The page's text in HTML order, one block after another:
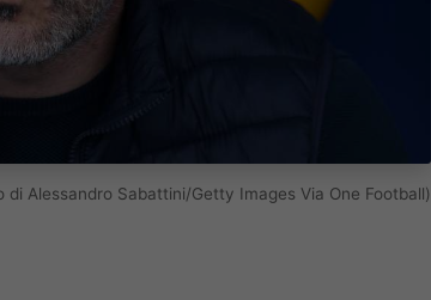
Alessandro Sabattini/Getty Images Via One Football)